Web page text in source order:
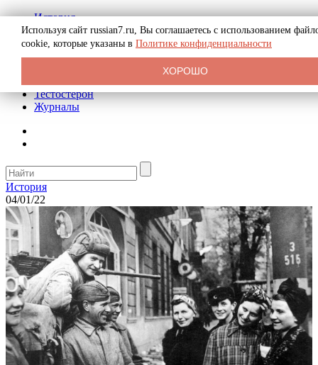
История
Биография
Криминал
Реклама на сайте
Тестостерон
Журналы
История
04/01/22
Используя сайт russian7.ru, Вы соглашаетесь с использованием
cookie, которые указаны в Политике конфиденциальности
ХОРОШО